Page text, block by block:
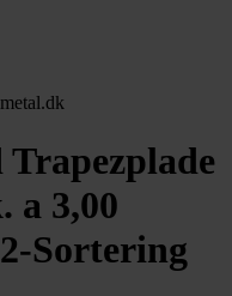
a 3,00
Sortering